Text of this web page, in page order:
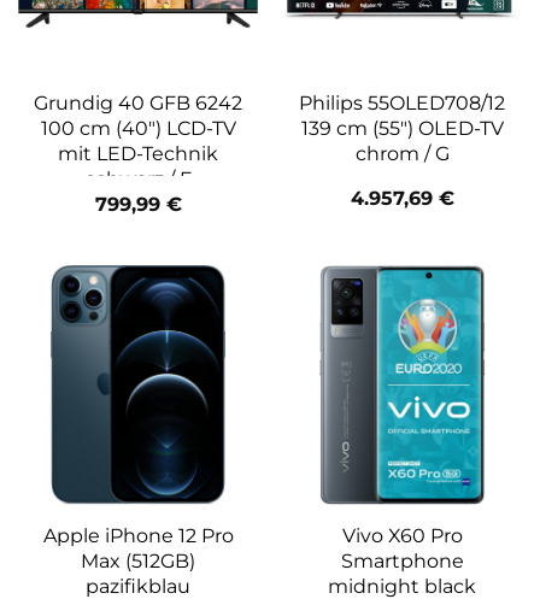
Grundig 40 GFB 6242
100 cm (40″) LCD-TV
mit LED-Technik
schwarz / F
799,99 €
Philips 55OLED708/12
139 cm (55″) OLED-TV
chrom / G
4.957,69 €
Apple iPhone 12 Pro
Max (512GB)
pazifikblau
Vivo X60 Pro
Smartphone
midnight black